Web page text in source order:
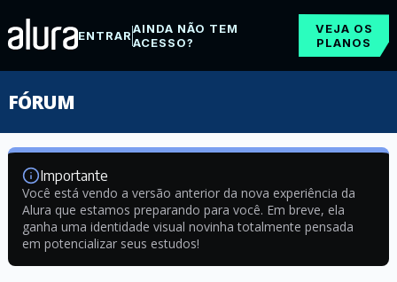
ENTRARAINDA NÃO TEM
ACESSO?
VEJA OS
PLANOS
FÓRUM
Importante
Você está vendo a versão anterior da nova experiência da
Alura que estamos preparando para você. Em breve, ela
ganha uma identidade visual novinha totalmente pensada
em potencializar seus estudos!